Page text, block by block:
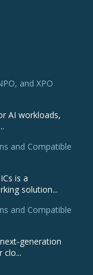
and XPO
AI workloads,
and Compatible
is a
solution...
and Compatible
clo...